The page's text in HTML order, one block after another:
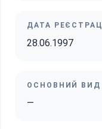
ДАТА
28.06.1997
ОСНОВНИЙ ВИД
—